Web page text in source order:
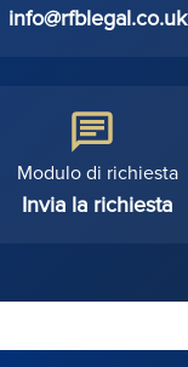
info@rfblegal.co.uk
Modulo di richiesta
Invia la richiesta